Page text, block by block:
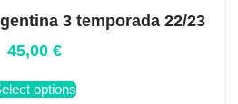
3 temporada 22/23
45,00 €
options